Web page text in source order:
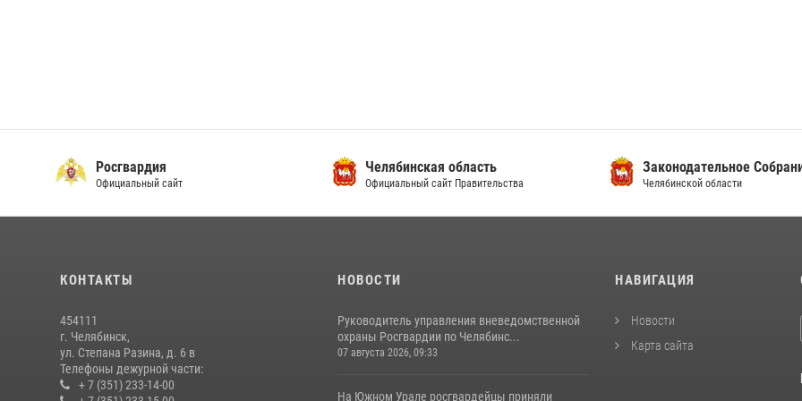
Росгвардия
Официальный сайт
Челябинская область
Официальный сайт Правительства
Законодательное
Челябинской области
КОНТАКТЫ
454111
г. Челябинск,
ул. Степана Разина, д. 6 в
Телефоны дежурной части:
+ 7 (351) 233-14-00
НОВОСТИ
Руководитель управления вневедомственной
охраны Росгвардии по Челябинс...
07 августа 2026, 09:33
На Южном Урале росгвардейцы приняли
НАВИГАЦИЯ
Новости
Карта сайта